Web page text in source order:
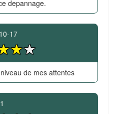
depannage.
17
de mes attentes